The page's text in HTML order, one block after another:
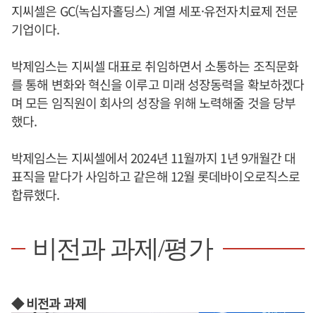
지씨셀은 GC(녹십자홀딩스) 계열 세포·유전자치료제 전문
기업이다.
박제임스는 지씨셀 대표로 취임하면서 소통하는 조직문화
를 통해 변화와 혁신을 이루고 미래 성장동력을 확보하겠다
며 모든 임직원이 회사의 성장을 위해 노력해줄 것을 당부
했다.
박제임스는 지씨셀에서 2024년 11월까지 1년 9개월간 대
표직을 맡다가 사임하고 같은해 12월 롯데바이오로직스로
합류했다.
비전과 과제/평가
◆ 비전과 과제